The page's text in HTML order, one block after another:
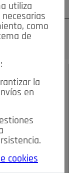
utiliza
como
de
la
en
cookies